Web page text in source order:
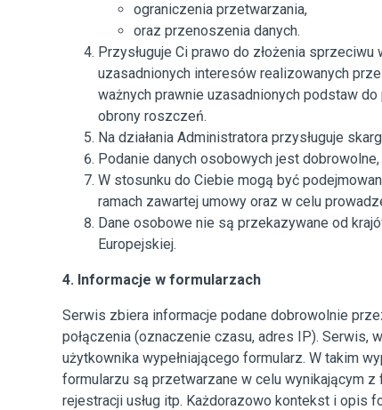
ograniczenia przetwarzania,
oraz przenoszenia danych.
Przysługuje Ci prawo do złożenia
uzasadnionych interesów realizowanych
ważnych prawnie uzasadnionych podstaw
obrony roszczeń.
Na działania Administratora przysługuje
Podanie danych osobowych jest
W stosunku do Ciebie mogą być
ramach zawartej umowy oraz w celu
Dane osobowe nie są przekazywane od
Europejskiej.
4. Informacje w formularzach
Serwis zbiera informacje podane dobrowolnie
połączenia (oznaczenie czasu, adres IP). Serwis,
użytkownika wypełniającego formularz. W takim
formularzu są przetwarzane w celu wynikającym z
rejestracji usług itp. Każdorazowo kontekst i opis